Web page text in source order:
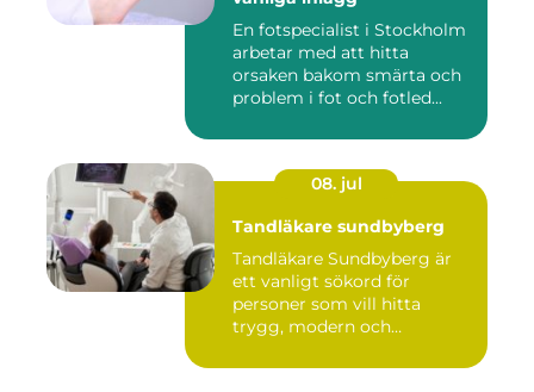
En fotspecialist i Stockholm
arbetar med att hitta
orsaken bakom smärta och
problem i fot och fotled...
08. jul
Tandläkare sundbyberg
Tandläkare Sundbyberg är
ett vanligt sökord för
personer som vill hitta
trygg, modern och